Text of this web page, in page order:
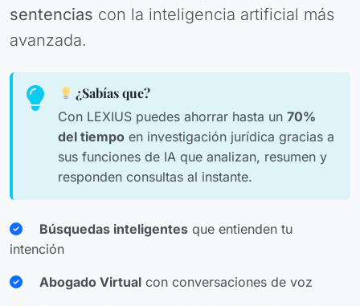
sentencias con la inteligencia artificial más
avanzada.
¿Sabías que?
Con LEXIUS puedes ahorrar hasta un 70%
del tiempo en investigación jurídica gracias a
sus funciones de IA que analizan, resumen y
responden consultas al instante.
Búsquedas inteligentes que entienden tu
intención
Abogado Virtual con conversaciones de voz